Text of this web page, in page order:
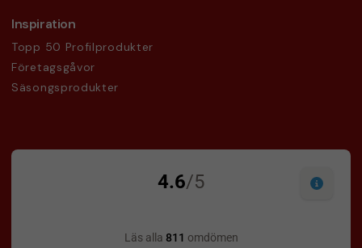
Inspiration
Topp 50 Profilprodukter
Företagsgåvor
Säsongsprodukter